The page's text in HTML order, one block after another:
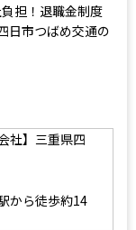
担！退職金制度
日市つばめ交通の
社】三重県四
から徒歩約14